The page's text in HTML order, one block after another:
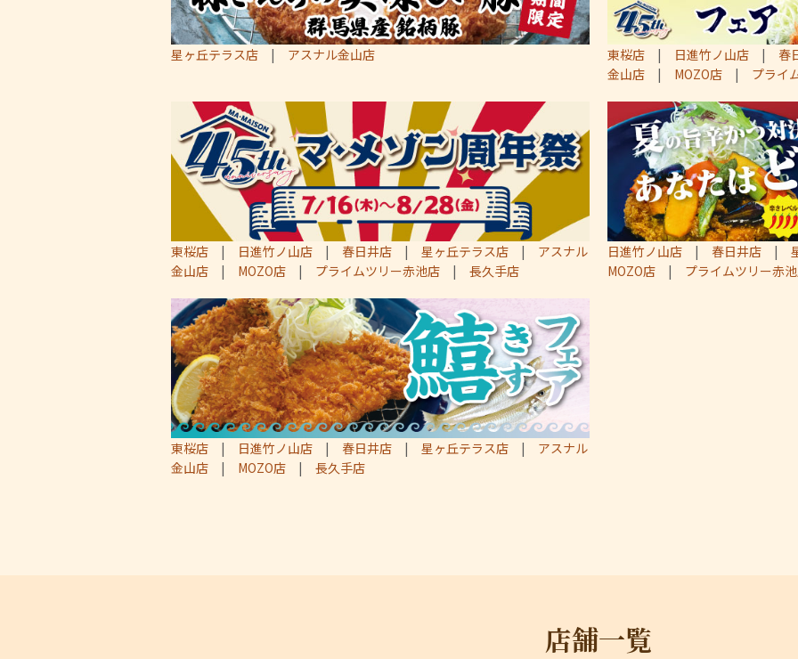
星ヶ丘テラス店 | アスナル金山店 東桜店 | 日進竹ノ山店 | 春
金山店 | MOZO店 | プライ
東桜店 | 日進竹ノ山店 | 春日井店 | 星ヶ丘テラス店 | アスナル
金山店 | MOZO店 | プライムツリー赤池店 | 長久手店
日進竹ノ山店 | 春日井店 |
MOZO店 | プライムツリー赤
東桜店 | 日進竹ノ山店 | 春日井店 | 星ヶ丘テラス店 | アスナル
金山店 | MOZO店 | 長久手店
店舗一覧